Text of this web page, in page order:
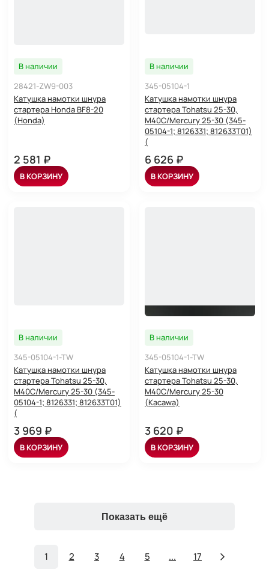
В наличии
28421-ZW9-003
Катушка намотки шнура
стартера Honda BF8-20
(Honda)
2 581 ₽
В КОРЗИНУ
В наличии
345-05104-1
Катушка намотки шнура
стартера Tohatsu 25-30,
M40C/Mercury 25-30 (345-
05104-1; 8126331; 812633T01)
(
6 626 ₽
В КОРЗИНУ
В наличии
345-05104-1-TW
Катушка намотки шнура
стартера Tohatsu 25-30,
M40C/Mercury 25-30 (345-
05104-1; 8126331; 812633T01)
(
3 969 ₽
В КОРЗИНУ
В наличии
345-05104-1-TW
Катушка намотки шнура
стартера Tohatsu 25-30,
M40C/Mercury 25-30
(Kacawa)
3 620 ₽
В КОРЗИНУ
Показать ещё
1 2 3 4 5 ... 17